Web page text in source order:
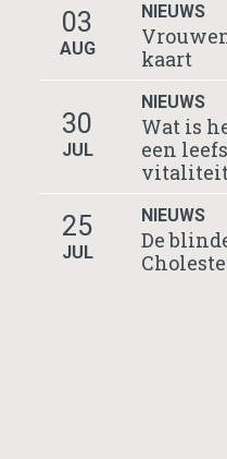
03
AUG
NIEUWS
kaart
30
JUL
NIEUWS
Wat is
een
25
JUL
NIEUWS
De